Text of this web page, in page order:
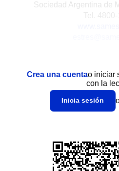
Sociedad Argentina de
Crea una cuentao iniciar
con la
Inicia sesión